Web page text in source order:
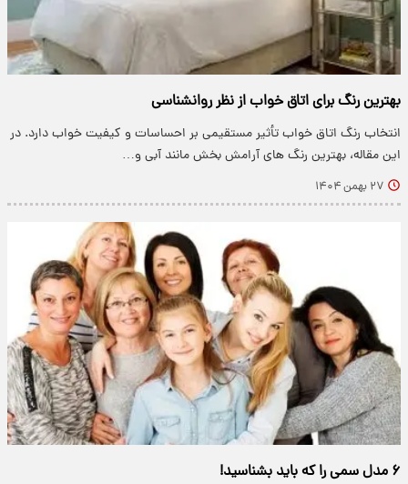
بهترین رنگ برای اتاق خواب از نظر روانشناسی
انتخاب رنگ اتاق خواب تأثیر مستقیمی بر احساسات و کیفیت خواب دارد. در
این مقاله، بهترین رنگ های آرامش بخش مانند آبی و…
۲۷ بهمن ۱۴۰۴
۶ مدل سمی را که باید بشناسید!